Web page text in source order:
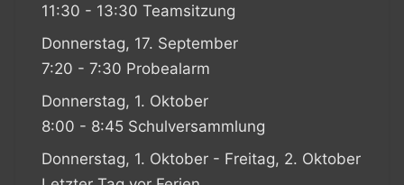
11:30 - 13:30 Teamsitzung
Donnerstag, 17. September
7:20 - 7:30 Probealarm
Donnerstag, 1. Oktober
8:00 - 8:45 Schulversammlung
Donnerstag, 1. Oktober - Freitag, 2. Oktober